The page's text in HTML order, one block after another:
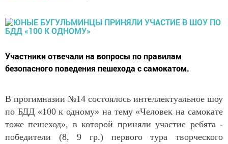
Участники отвечали на вопросы по правилам
безопасного поведения пешехода с самокатом.
В прогимназии №14 состоялось интеллектуальное шоу
по БДД «100 к одному» на тему «Человек на самокате
тоже пешеход», в которой приняли участие ребята -
победители (8, 9 гр.) первого тура творческого